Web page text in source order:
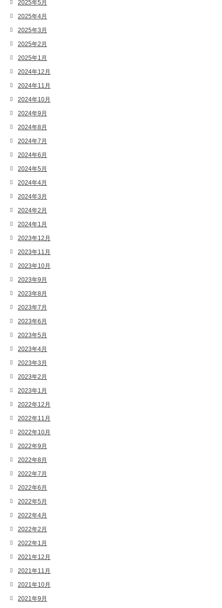
2025年5月
2025年4月
2025年3月
2025年2月
2025年1月
2024年12月
2024年11月
2024年10月
2024年9月
2024年8月
2024年7月
2024年6月
2024年5月
2024年4月
2024年3月
2024年2月
2024年1月
2023年12月
2023年11月
2023年10月
2023年9月
2023年8月
2023年7月
2023年6月
2023年5月
2023年4月
2023年3月
2023年2月
2023年1月
2022年12月
2022年11月
2022年10月
2022年9月
2022年8月
2022年7月
2022年6月
2022年5月
2022年4月
2022年2月
2022年1月
2021年12月
2021年11月
2021年10月
2021年9月